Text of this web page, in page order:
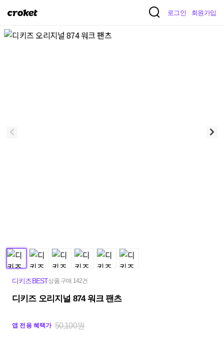
크
켓
로그인 회원가입
디키즈BEST상품 구매 142건
디키즈 오리지널 874 워크 팬츠
앱 전용 혜택가 50,100원